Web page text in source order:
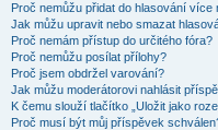
Proč nemůžu přidat do hlasování více
Jak můžu upravit nebo smazat
Proč nemám přístup do určitého fóra?
Proč nemůžu posílat přílohy?
Proč jsem obdržel varování?
Jak můžu moderátorovi nahlásit
K čemu slouží tlačítko „Uložit jako
Proč musí být můj příspěvek